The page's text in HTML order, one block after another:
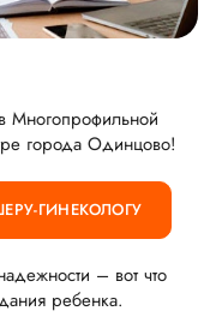
Многопрофильной
города Одинцово!
ГИНЕКОЛОГУ
– вот что
ребенка.